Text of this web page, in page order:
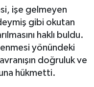
işe gelmeyen
gibi okutan
haklı buldu.
yönündeki
doğruluk ve
hükmetti.
Fikstür